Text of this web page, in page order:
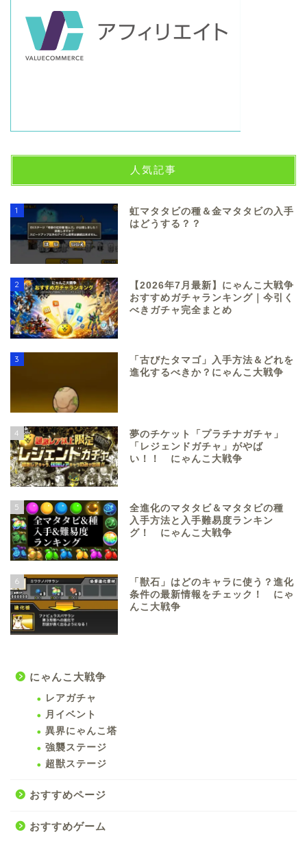
人気記事
1
虹マタタビの種＆金マタタビの入手
はどうする？？
2
【2026年7月最新】にゃんこ大戦争
おすすめガチャランキング｜今引く
べきガチャ完全まとめ
3
「古びたタマゴ」入手方法＆どれを
進化するべきか？にゃんこ大戦争
4
夢のチケット「プラチナガチャ」
「レジェンドガチャ」がやば
い！！ にゃんこ大戦争
5
全進化のマタタビ＆マタタビの種
入手方法と入手難易度ランキン
グ！ にゃんこ大戦争
6
「獣石」はどのキャラに使う？進化
条件の最新情報をチェック！ にゃ
んこ大戦争
にゃんこ大戦争
レアガチャ
月イベント
異界にゃんこ塔
強襲ステージ
超獣ステージ
おすすめページ
おすすめゲーム